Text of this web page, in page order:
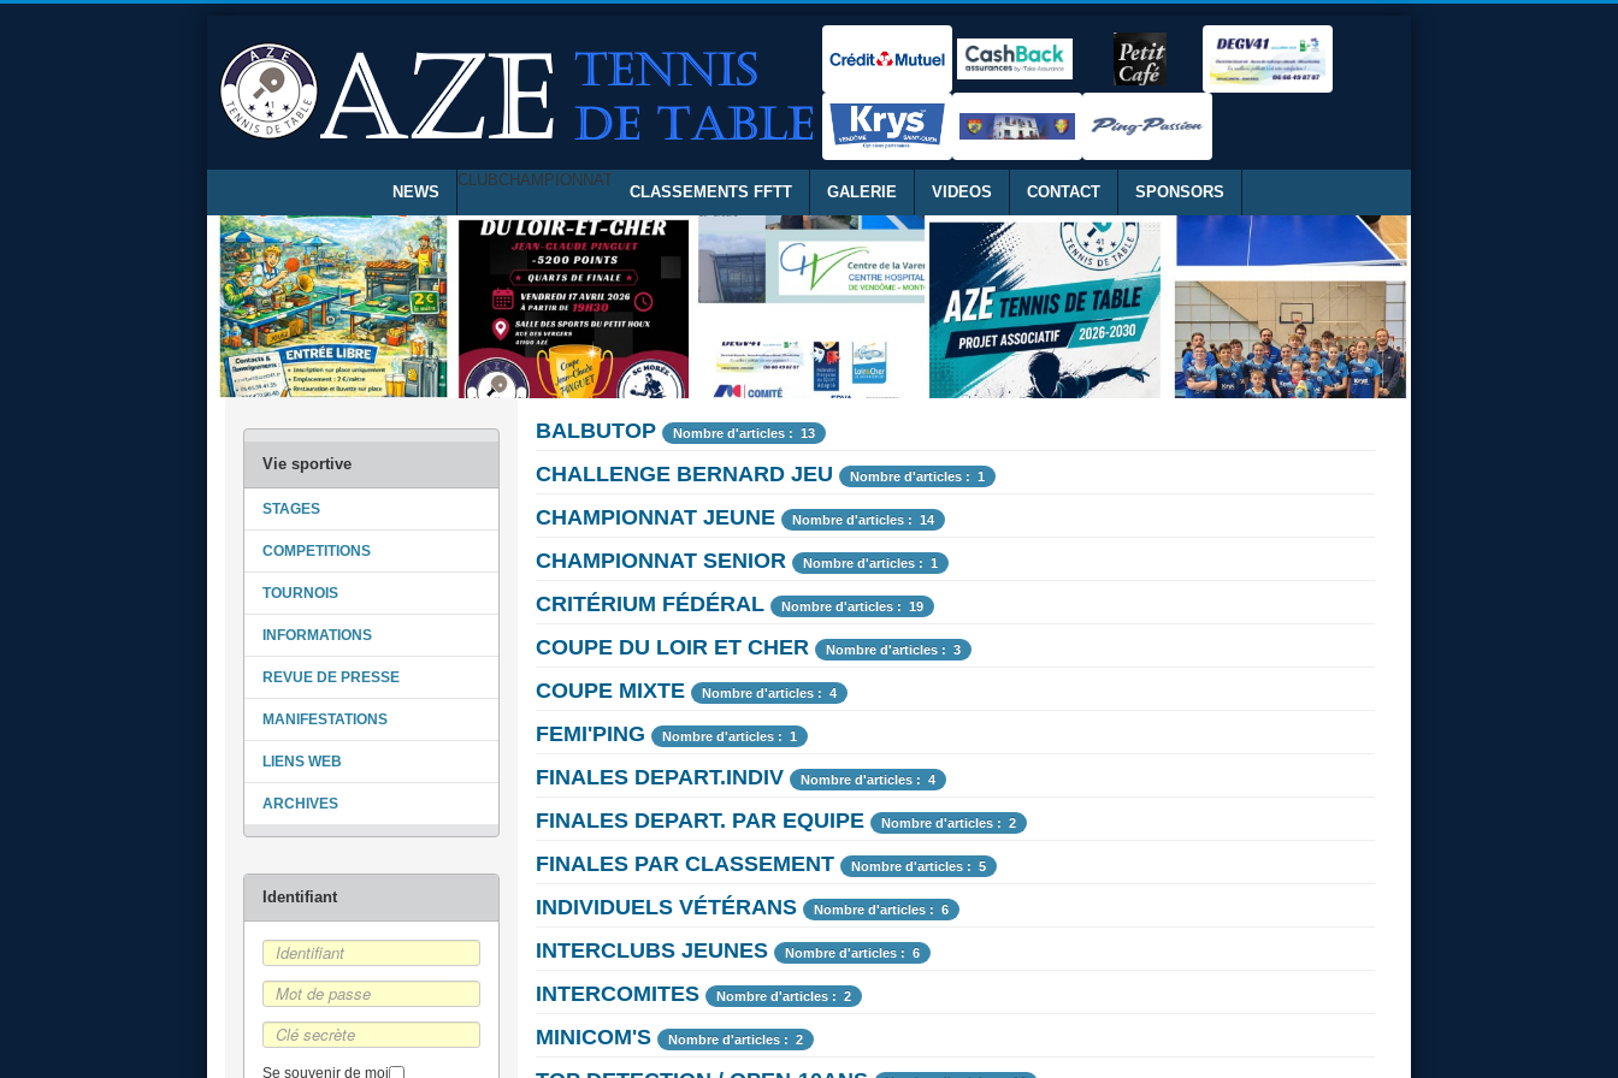
NEWS
CLUBCHAMPIONNAT
CLASSEMENTS FFTT GALERIE VIDEOS CONTACT SPONSORS
Se souvenir de moi
STAGES
COMPETITIONS
TOURNOIS
INFORMATIONS
REVUE DE PRESSE
MANIFESTATIONS
LIENS WEB
ARCHIVES
BALBUTOP Nombre d'articles : 13
CHALLENGE BERNARD JEU Nombre d'articles : 1
CHAMPIONNAT JEUNE Nombre d'articles : 14
CHAMPIONNAT SENIOR Nombre d'articles : 1
CRITÉRIUM FÉDÉRAL Nombre d'articles : 19
COUPE DU LOIR ET CHER Nombre d'articles : 3
COUPE MIXTE Nombre d'articles : 4
FEMI'PING Nombre d'articles : 1
FINALES DEPART.INDIV Nombre d'articles : 4
FINALES DEPART. PAR EQUIPE Nombre d'articles : 2
FINALES PAR CLASSEMENT Nombre d'articles : 5
INDIVIDUELS VÉTÉRANS Nombre d'articles : 6
INTERCLUBS JEUNES Nombre d'articles : 6
INTERCOMITES Nombre d'articles : 2
MINICOM'S Nombre d'articles : 2